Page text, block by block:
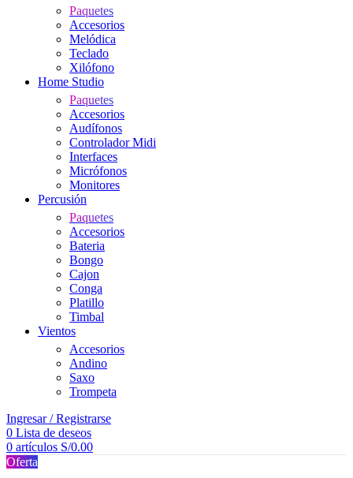
Paquetes
Accesorios
Melódica
Teclado
Xilófono
Home Studio
Paquetes
Accesorios
Audífonos
Controlador Midi
Interfaces
Micrófonos
Monitores
Percusión
Paquetes
Accesorios
Bateria
Bongo
Cajon
Conga
Platillo
Timbal
Vientos
Accesorios
Andino
Saxo
Trompeta
Ingresar / Registrarse
0 Lista de deseos
0 artículos S/0.00
Oferta